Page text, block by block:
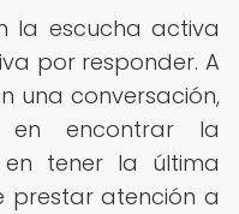
la escucha activa
por responder. A
una conversación,
en encontrar la
tener la última
prestar atención a